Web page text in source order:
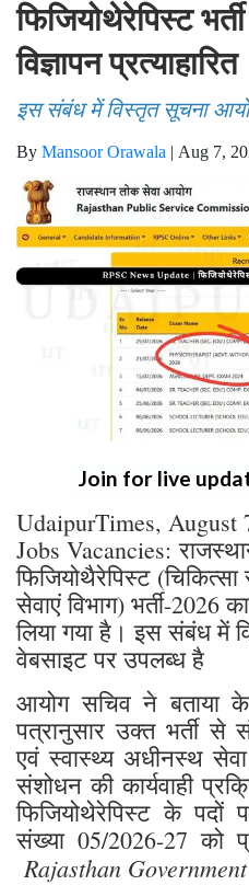
फिजियोथेरेपिस्ट
विज्ञापन प्रत्याहारित
इस संबंध में विस्तृत सूचना
By Mansoor Orawala | Aug 7,
Join for live
UdaipurTimes, August
Jobs Vacancies:
फिजियोथैरेपिस्ट (चिकित्सा
सेवाएं विभाग) भर्ती-2026
लिया गया है। इस संबंध में
वेबसाइट पर उपलब्ध है
आयोग सचिव ने बताया के
पत्रानुसार उक्त भर्ती से
एवं स्वास्थ्य अधीनस्थ
संशोधन की कार्यवाही
फिजियोथेरेपिस्ट के पदों
संख्या 05/2026-27 को
Rajasthan